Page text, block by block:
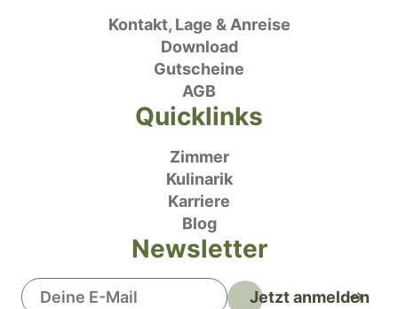
Kontakt, Lage & Anreise
Download
Gutscheine
AGB
Quicklinks
Zimmer
Kulinarik
Karriere
Blog
Newsletter
Jetzt anmelden